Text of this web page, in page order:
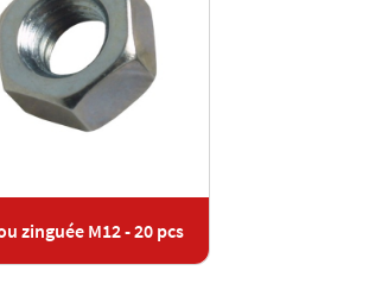
zinguée M12 - 20 pcs